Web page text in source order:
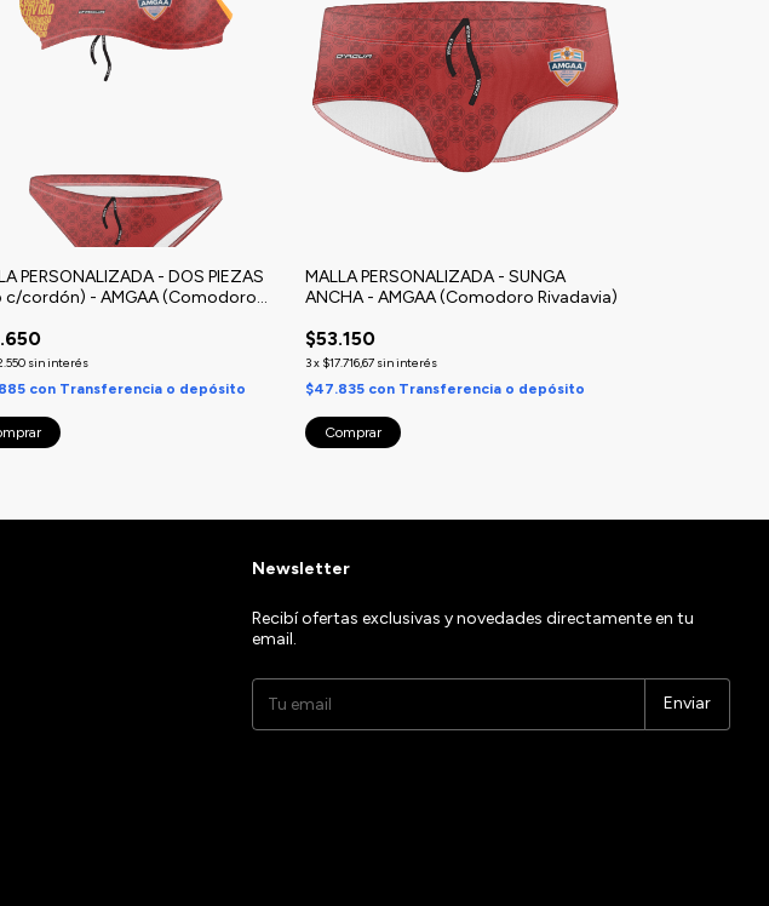
PERSONALIZADA - DOS PIEZAS
c/cordón) - AMGAA (Comodoro
sin interés
con Transferencia o depósito
MALLA PERSONALIZADA - SUNGA
ANCHA - AMGAA (Comodoro Rivadavia)
$53.150
3x $17.716,67 sin interés
$47.835 con Transferencia o depósito
Comprar
Newsletter
Recibí ofertas exclusivas y novedades directamente en tu
email.